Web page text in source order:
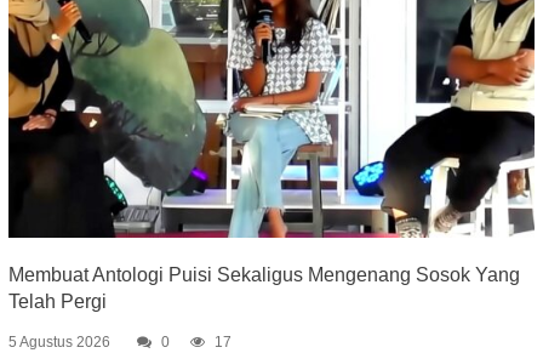
Membuat Antologi Puisi Sekaligus Mengenang Sosok Yang
Telah Pergi
5 Agustus 2026 0 17